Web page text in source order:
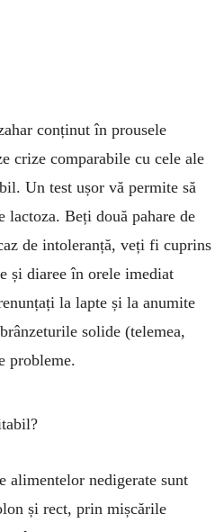
conținut în pro­usele
crize comparabile cu cele ale
Un test ușor vă permite să
Beți două pahare de
de in­to­le­ranță, veți fi cu­prins
și diaree în orele ime­diat
la lapte și la anu­mite
solide (tele­mea,
probleme.
alimentelor ne­dige­rate sunt
și rect, prin miș­­că­rile